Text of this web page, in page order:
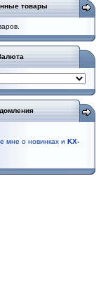
товары
мне о новинках и KX-